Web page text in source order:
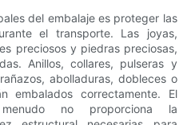
del embalaje es proteger las
el transporte. Las joyas,
preciosos y piedras preciosas,
Anillos, collares, pulseras y
abolladuras, dobleces o
embalados correctamente. El
no proporciona la